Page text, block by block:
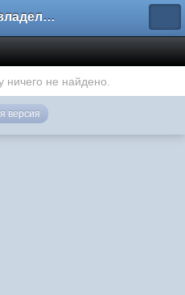
Форум владельцев интернет-магазинов
не найдено.
версия